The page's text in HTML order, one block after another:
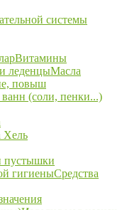
системы
Витамины
леденцыМасла
повыш
ванн (соли, пенки...)
Хель
пустышки
гигиеныСредства